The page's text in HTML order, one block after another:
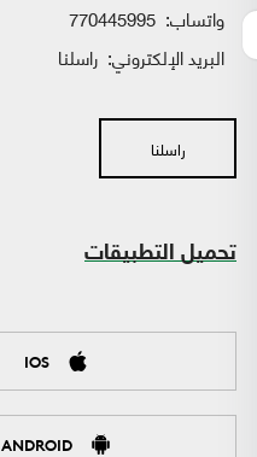
واتساب:
البريد الإلكتروني: راسلنا
راسلنا
تحميل التطبيقات
IOS
ANDROID